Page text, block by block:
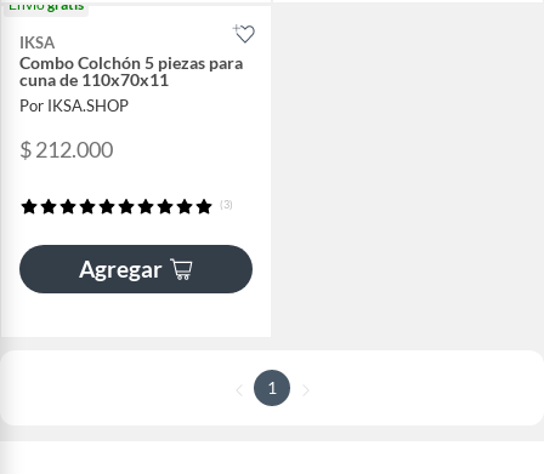
Envíogratis
IKSA
Combo Colchón 5 piezas para
cuna de 110x70x11
Por IKSA.SHOP
$ 212.000
(3)
Agregar
1